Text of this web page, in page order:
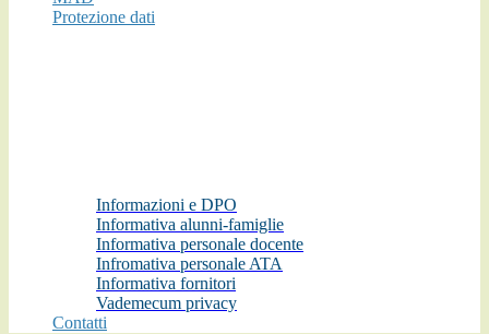
Protezione dati
Informazioni e DPO
Informativa alunni-famiglie
Informativa personale docente
Infromativa personale ATA
Informativa fornitori
Vademecum privacy
Contatti